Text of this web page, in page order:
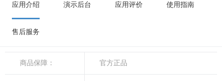
应用介绍 演示后台 应用评价 使用指南
售后服务
商品保障： 官方正品